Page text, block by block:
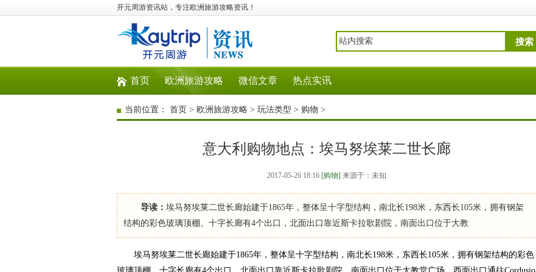
开元周游资讯站，专注欧洲旅游攻略资讯！
搜索
首页 欧洲旅游攻略 微信文章 热点实讯
当前位置： 首页 > 欧洲旅游攻略 > 玩法类型 > 购物 >
意大利购物地点：埃马努埃莱二世长廊
2017-05-26 18:16 [购物] 来源于：未知
导读： 埃马努埃莱二世长廊始建于1865年，整体呈十字型结构，南北长198米，东西长105米，拥有钢架
结构的彩色玻璃顶棚。十字长廊有4个出口，北面出口靠近斯卡拉歌剧院，南面出口位于大教
埃马努埃莱二世长廊始建于1865年，整体呈十字型结构，南北长198米，东西长105米，拥有钢架结构的彩色